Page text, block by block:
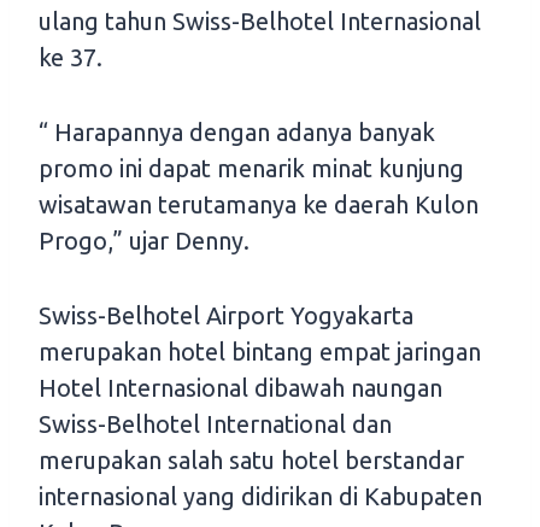
ulang tahun Swiss-Belhotel Internasional
ke 37.
“ Harapannya dengan adanya banyak
promo ini dapat menarik minat kunjung
wisatawan terutamanya ke daerah Kulon
Progo,” ujar Denny.
Swiss-Belhotel Airport Yogyakarta
merupakan hotel bintang empat jaringan
Hotel Internasional dibawah naungan
Swiss-Belhotel International dan
merupakan salah satu hotel berstandar
internasional yang didirikan di Kabupaten